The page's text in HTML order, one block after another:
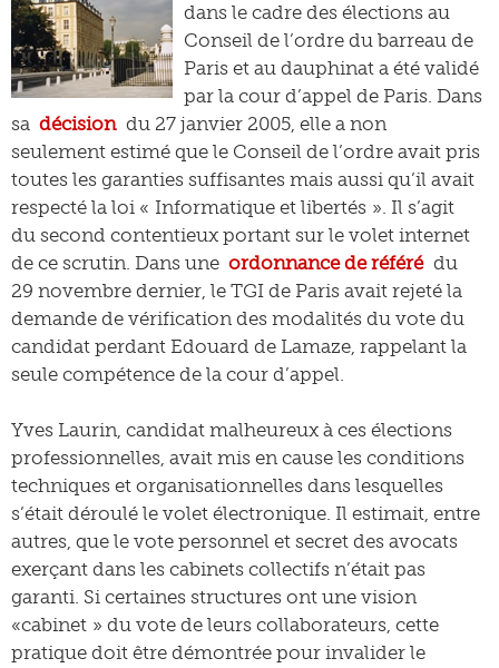
dans le cadre des élections au
Conseil de l’ordre du barreau de
Paris et au dauphinat a été validé
par la cour d’appel de Paris. Dans
sa décision du 27 janvier 2005, elle a non
seulement estimé que le Conseil de l’ordre avait pris
toutes les garanties suffisantes mais aussi qu’il avait
respecté la loi « Informatique et libertés ». Il s’agit
du second contentieux portant sur le volet internet
de ce scrutin. Dans une ordonnance de référé du
29 novembre dernier, le TGI de Paris avait rejeté la
demande de vérification des modalités du vote du
candidat perdant Edouard de Lamaze, rappelant la
seule compétence de la cour d’appel.
Yves Laurin, candidat malheureux à ces élections
professionnelles, avait mis en cause les conditions
techniques et organisationnelles dans lesquelles
s’était déroulé le volet électronique. Il estimait, entre
autres, que le vote personnel et secret des avocats
exerçant dans les cabinets collectifs n’était pas
garanti. Si certaines structures ont une vision
«cabinet » du vote de leurs collaborateurs, cette
pratique doit être démontrée pour invalider le